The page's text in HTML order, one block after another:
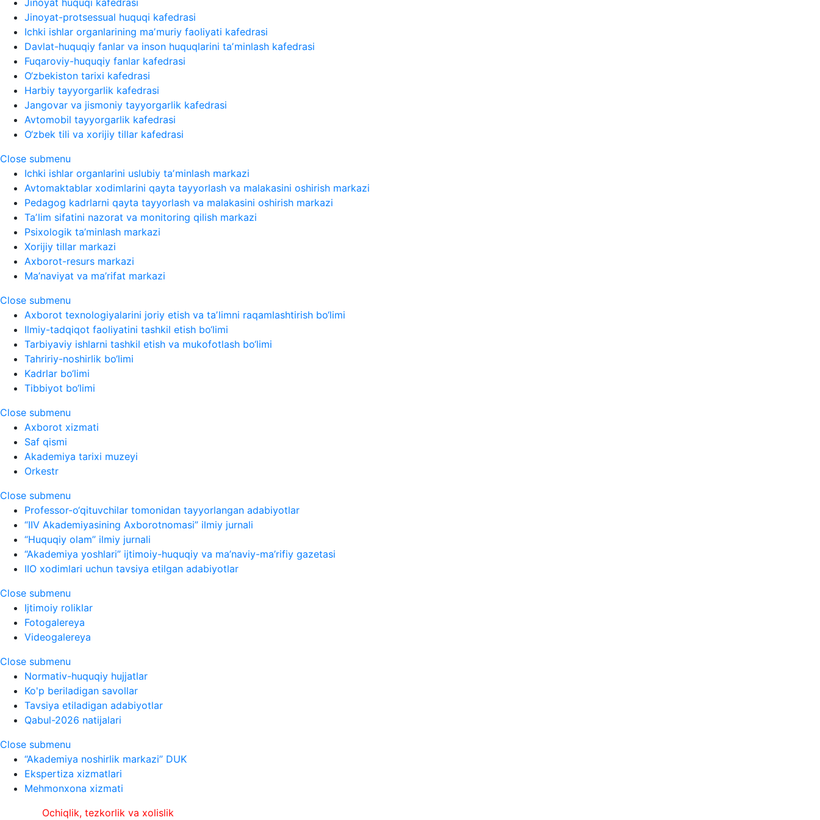
Jinoyat huquqi kafedrasi
Jinoyat-protsessual huquqi kafedrasi
Ichki ishlar organlarining maʼmuriy faoliyati kafedrasi
Davlat-huquqiy fanlar va inson huquqlarini taʼminlash kafedrasi
Fuqaroviy-huquqiy fanlar kafedrasi
O‘zbekiston tarixi kafedrasi
Harbiy tayyorgarlik kafedrasi
Jangovar va jismoniy tayyorgarlik kafedrasi
Avtomobil tayyorgarlik kafedrasi
O‘zbek tili va xorijiy tillar kafedrasi
Close submenu
Ichki ishlar organlarini uslubiy taʼminlash markazi
Avtomaktablar xodimlarini qayta tayyorlash va malakasini oshirish markazi
Pedagog kadrlarni qayta tayyorlash va malakasini oshirish markazi
Taʼlim sifatini nazorat va monitoring qilish markazi
Psixologik ta’minlash markazi
Xorijiy tillar markazi
Axborot-resurs markazi
Ma’naviyat va ma’rifat markazi
Close submenu
Axborot texnologiyalarini joriy etish va taʼlimni raqamlashtirish bo‘limi
Ilmiy-tadqiqot faoliyatini tashkil etish bo‘limi
Tarbiyaviy ishlarni tashkil etish va mukofotlash bo‘limi
Tahririy-noshirlik bo‘limi
Kadrlar bo‘limi
Tibbiyot bo‘limi
Close submenu
Axborot xizmati
Saf qismi
Akademiya tarixi muzeyi
Orkestr
Close submenu
Professor-o‘qituvchilar tomonidan tayyorlangan adabiyotlar
“IIV Akademiyasining Axborotnomasi” ilmiy jurnali
“Huquqiy olam” ilmiy jurnali
“Akademiya yoshlari” ijtimoiy-huquqiy va ma’naviy-ma’rifiy gazetasi
IIO xodimlari uchun tavsiya etilgan adabiyotlar
Close submenu
Ijtimoiy roliklar
Fotogalereya
Videogalereya
Close submenu
Normativ-huquqiy hujjatlar
Ko'p beriladigan savollar
Tavsiya etiladigan adabiyotlar
Qabul-2026 natijalari
Close submenu
“Akademiya noshirlik markazi” DUK
Ekspertiza xizmatlari
Mehmonxona xizmati
Ochiqlik, tezkorlik va xolislik